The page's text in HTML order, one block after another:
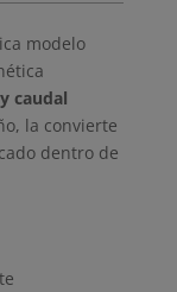
modelo
caudal
la convierte
dentro de